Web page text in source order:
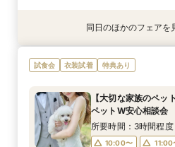
特典あり
8/26( 水)
【10名～におすすめ
ン×おもてなし体験
10:00〜
11:00
12:00〜
14:00
15:00〜
衣装試着 特典あり
8/26( 水)
【大切な家族のペッ
ペットW安心相談会
10:00〜
11:00
12:00〜
14:00
15:00〜
衣装試着 特典あり
8/26( 水)
＜初めての式場見学
たり相談＆見学会
10:00〜
11:00
12:00〜
14:00
15:00〜
8/26( 水)
【遠方の方◎オンラ
豪華5大特典付き
10:00〜
11:00
12:00〜
14:00
15:00〜
同日のほかのフェアを
試食会 衣装試着 特典あり
【大切な家族のペッ
ペットW安心相談会
所要時間：3時間程度
10:00〜 11:00